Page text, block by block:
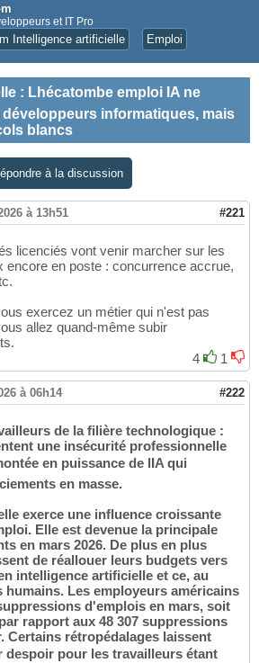
et IT Pro
Intelligence artificielle Emploi
: Lhécatombe emploi IA ne
informatiques, mais
blancs
à la discussion
à 13h51 #221
licenciés vont venir marcher sur les
encore en poste : concurrence accrue,
exercez un métier qui n'est pas
allez quand-même subir
4
1
à 06h14 #222
de la filière technologique :
une insécurité professionnelle
en puissance de lIA qui
en masse.
exerce une influence croissante
Elle est devenue la principale
en mars 2026. De plus en plus
de réallouer leurs budgets vers
intelligence artificielle et ce, au
humains. Les employeurs américains
d'emplois en mars, soit
rapport aux 48 307 suppressions
Certains rétropédalages laissent
pour les travailleurs étant